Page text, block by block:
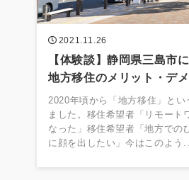
2021.11.26
【体験談】静岡県三島市
地方移住のメリット・デ
2020年頃から「地方移住」と
ました。移住希望者「リモート
なった」移住希望者「地方での
に顔を出したい」今はこのよう...